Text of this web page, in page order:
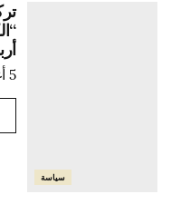
سياسة
5 أغسطس 2026